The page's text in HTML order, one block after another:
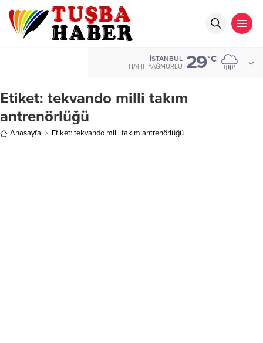
İSTANBUL
HAFIF YAĞMURLU 29°C
Etiket: tekvando milli takım
antrenörlüğü
Anasayfa Etiket: tekvando milli takım antrenörlüğü